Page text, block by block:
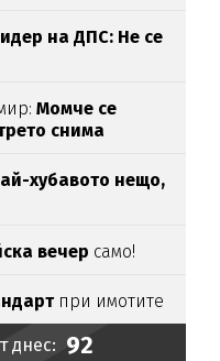
на ДПС: Не се
Момче се
снима
хубавото нещо,
вечер само!
при имотите
днес: 92